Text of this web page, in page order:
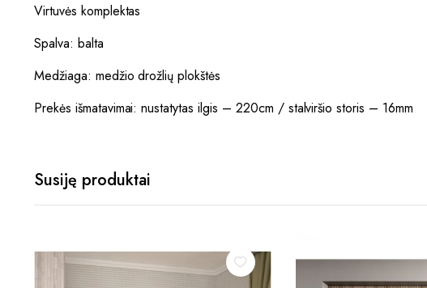
Virtuvės komplektas
Spalva: balta
Medžiaga: medžio drožlių plokštės
Prekės išmatavimai: nustatytas ilgis – 220cm / stalviršio storis – 16mm
Susiję produktai